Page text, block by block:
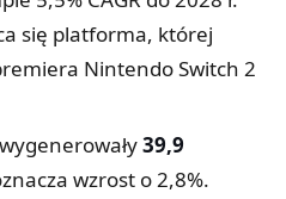
$51.9B
$43.2B
$45.9B $39.9B
się platforma, której
Nintendo Switch 2
wygenerowały39,9
wzrost o 2,8%.